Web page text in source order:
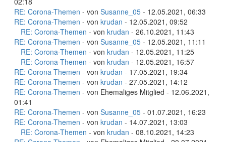
RE: Corona-Themen - von Susanne_05 - 12.05.2021, 06:33
RE: Corona-Themen - von krudan - 12.05.2021, 09:52
RE: Corona-Themen - von krudan - 26.10.2021, 11:43
RE: Corona-Themen - von Susanne_05 - 12.05.2021, 11:11
RE: Corona-Themen - von krudan - 12.05.2021, 11:25
RE: Corona-Themen - von krudan - 12.05.2021, 16:57
RE: Corona-Themen - von krudan - 17.05.2021, 19:34
RE: Corona-Themen - von krudan - 27.05.2021, 14:12
RE: Corona-Themen - von Ehemaliges Mitglied - 12.06.2021,
01:41
RE: Corona-Themen - von Susanne_05 - 01.07.2021, 16:23
RE: Corona-Themen - von krudan - 14.07.2021, 13:03
RE: Corona-Themen - von krudan - 08.10.2021, 14:23